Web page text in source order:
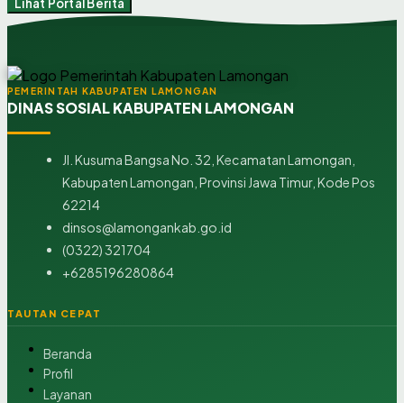
PEMERINTAH KABUPATEN LAMONGAN
DINAS SOSIAL KABUPATEN LAMONGAN
Jl. Kusuma Bangsa No. 32, Kecamatan Lamongan,
Kabupaten Lamongan, Provinsi Jawa Timur, Kode Pos
62214
dinsos@lamongankab.go.id
(0322) 321704
+6285196280864
TAUTAN CEPAT
Beranda
Profil
Layanan